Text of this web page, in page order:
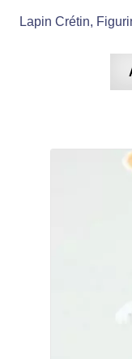
Lapin Crétin,